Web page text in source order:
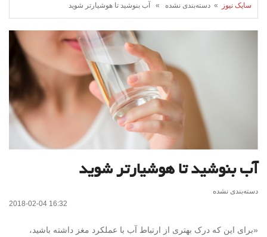
سایک نیوز » دسته‌بندی نشده » آب بنوشید تا هوشیارتر شوید
آب بنوشید تا هوشیارتر شوید
دسته‌بندی نشده
2018-02-04 16:32
«برای این که درک بهتری از ارتباط آب با عملکرد مغز داشته باشید،